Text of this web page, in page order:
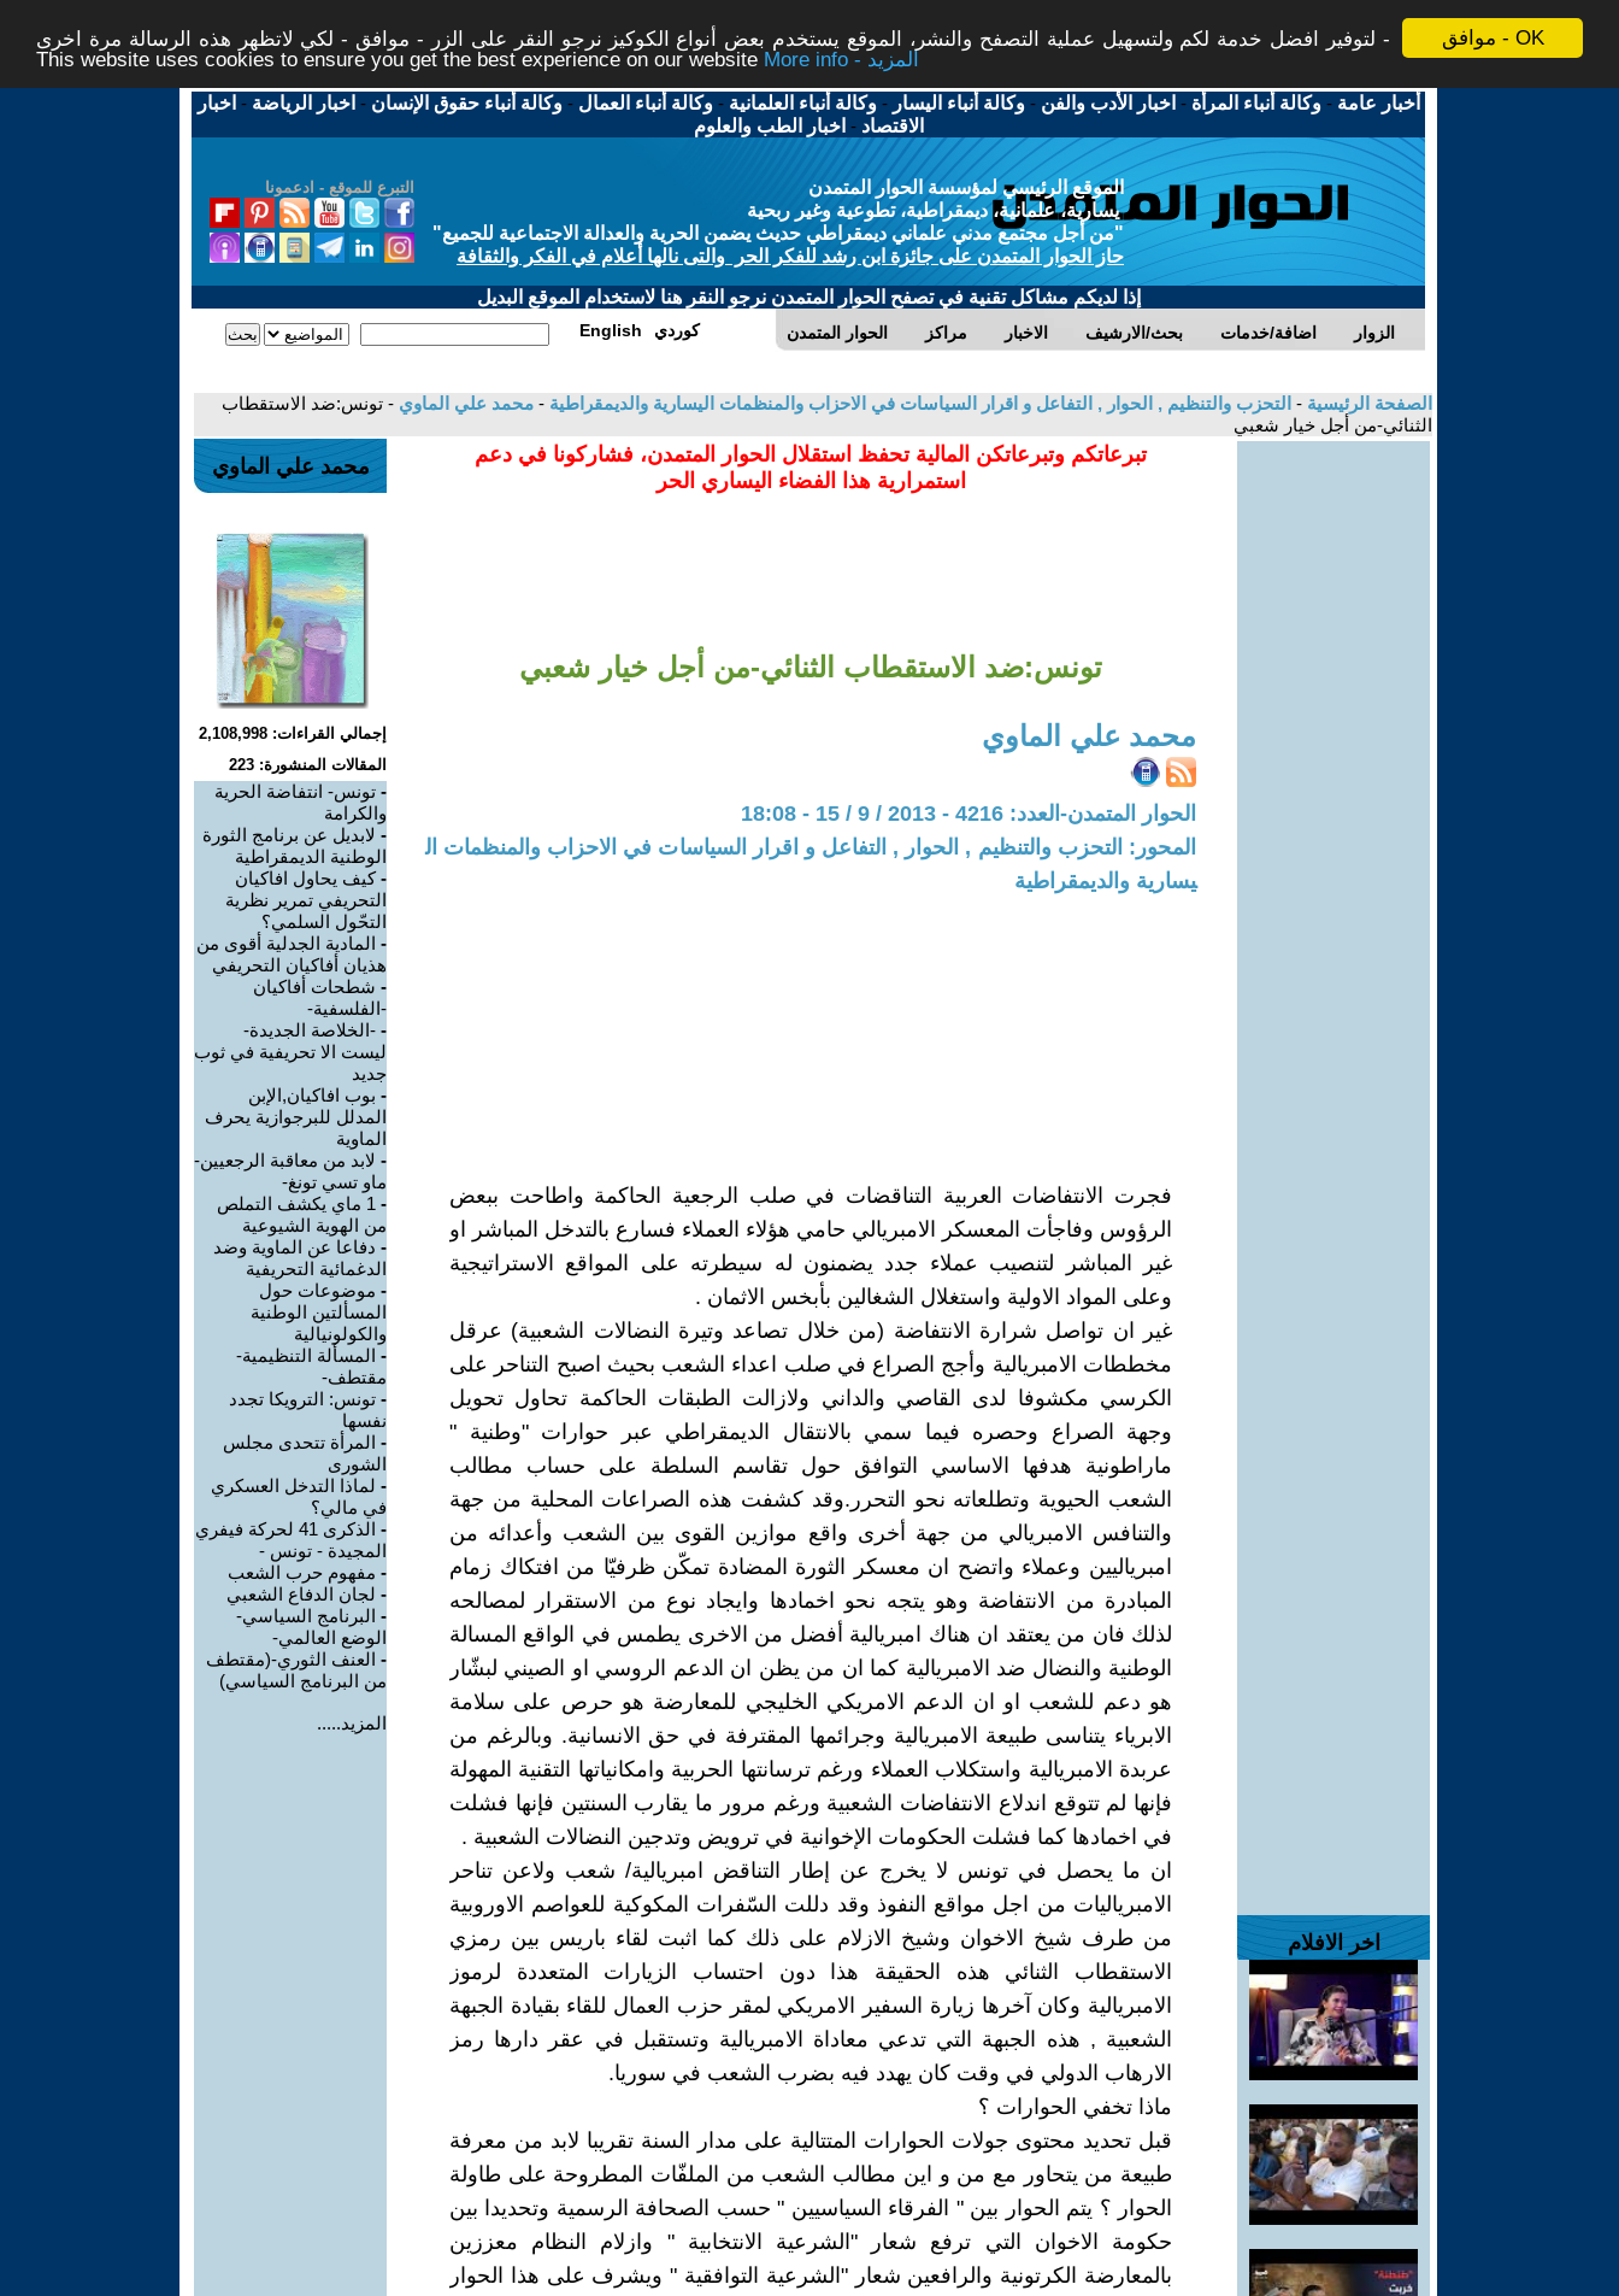
موافق - OK
لتوفير افضل خدمة لكم ولتسهيل عملية التصفح والنشر، الموقع يستخدم بعض أنواع الكوكيز نرجو النقر على الزر - موافق - لكي لاتظهر هذه الرسالة مرة اخرى -
This website uses cookies to ensure you get the best experience on our website
More info - المزيد
أخبار عامة -وكالة أنباء المرأة - اخبار الأدب والفن -وكالة أنباء اليسار -وكالة أنباء العلمانية -وكالة أنباء العمال -وكالة أنباء حقوق الإنسان - اخبار الرياضة - اخبار
الاقتصاد - اخبار الطب والعلوم
التبرع للموقع - ادعمونا
الموقع الرئيسي لمؤسسة الحوار المتمدن
يسارية، علمانية، ديمقراطية، تطوعية وغير ربحية
"من أجل مجتمع مدني علماني ديمقراطي حديث يضمن الحرية والعدالة الاجتماعية للجميع"
حاز الحوار المتمدن على جائزة ابن رشد للفكر الحر والتى نالها أعلام في الفكر والثقافة
إذا لديكم مشاكل تقنية في تصفح الحوار المتمدن نرجو النقر هنا لاستخدام الموقع البديل
الحوار المتمدن مراكز الاخبار بحث/الارشيف اضافة/خدمات الزوار English كوردي
الصفحة الرئيسية - التحزب والتنظيم , الحوار , التفاعل و اقرار السياسات في الاحزاب والمنظمات اليسارية والديمقراطية - محمد علي الماوي - تونس:ضد الاستقطاب
الثنائي-من أجل خيار شعبي
اخر الافلام
تبرعاتكم وتبرعاتكن المالية تحفظ استقلال الحوار المتمدن، فشاركونا في دعم
استمرارية هذا الفضاء اليساري الحر
تونس:ضد الاستقطاب الثنائي-من أجل خيار شعبي
محمد علي الماوي
الحوار المتمدن-العدد: 4216 - 2013 / 9 / 15 - 18:08
المحور: التحزب والتنظيم , الحوار , التفاعل و اقرار السياسات في الاحزاب والمنظمات ال
يسارية والديمقراطية
فجرت الانتفاضات العربية التناقضات في صلب الرجعية الحاكمة واطاحت ببعض
الرؤوس وفاجأت المعسكر الامبريالي حامي هؤلاء العملاء فسارع بالتدخل المباشر او
غير المباشر لتنصيب عملاء جدد يضمنون له سيطرته على المواقع الاستراتيجية
وعلى المواد الاولية واستغلال الشغالين بأبخس الاثمان .
غير ان تواصل شرارة الانتفاضة (من خلال تصاعد وتيرة النضالات الشعبية) عرقل
مخططات الامبريالية وأجج الصراع في صلب اعداء الشعب بحيث اصبح التناحر على
الكرسي مكشوفا لدى القاصي والداني ولازالت الطبقات الحاكمة تحاول تحويل
وجهة الصراع وحصره فيما سمي بالانتقال الديمقراطي عبر حوارات "وطنية "
ماراطونية هدفها الاساسي التوافق حول تقاسم السلطة على حساب مطالب
الشعب الحيوية وتطلعاته نحو التحرر.وقد كشفت هذه الصراعات المحلية من جهة
والتنافس الامبريالي من جهة أخرى واقع موازين القوى بين الشعب وأعدائه من
امبرياليين وعملاء واتضح ان معسكر الثورة المضادة تمكّن ظرفيّا من افتكاك زمام
المبادرة من الانتفاضة وهو يتجه نحو اخمادها وايجاد نوع من الاستقرار لمصالحه
لذلك فان من يعتقد ان هناك امبريالية أفضل من الاخرى يطمس في الواقع المسالة
الوطنية والنضال ضد الامبريالية كما ان من يظن ان الدعم الروسي او الصيني لبشّار
هو دعم للشعب او ان الدعم الامريكي الخليجي للمعارضة هو حرص على سلامة
الابرياء يتناسى طبيعة الامبريالية وجرائمها المقترفة في حق الانسانية. وبالرغم من
عربدة الامبريالية واستكلاب العملاء ورغم ترسانتها الحربية وامكانياتها التقنية المهولة
فإنها لم تتوقع اندلاع الانتفاضات الشعبية ورغم مرور ما يقارب السنتين فإنها فشلت
في اخمادها كما فشلت الحكومات الإخوانية في ترويض وتدجين النضالات الشعبية .
ان ما يحصل في تونس لا يخرج عن إطار التناقض امبريالية/ شعب ولاعن تناحر
الامبرياليات من اجل مواقع النفوذ وقد دللت السّفرات المكوكية للعواصم الاوروبية
من طرف شيخ الاخوان وشيخ الازلام على ذلك كما اثبت لقاء باريس بين رمزي
الاستقطاب الثنائي هذه الحقيقة هذا دون احتساب الزيارات المتعددة لرموز
الامبريالية وكان آخرها زيارة السفير الامريكي لمقر حزب العمال للقاء بقيادة الجبهة
الشعبية , هذه الجبهة التي تدعي معاداة الامبريالية وتستقبل في عقر دارها رمز
الارهاب الدولي في وقت كان يهدد فيه بضرب الشعب في سوريا.
ماذا تخفي الحوارات ؟
قبل تحديد محتوى جولات الحوارات المتتالية على مدار السنة تقريبا لابد من معرفة
طبيعة من يتحاور مع من و اين مطالب الشعب من الملفّات المطروحة على طاولة
الحوار ؟ يتم الحوار بين " الفرقاء السياسيين " حسب الصحافة الرسمية وتحديدا بين
حكومة الاخوان التي ترفع شعار "الشرعية الانتخابية " وازلام النظام معززين
بالمعارضة الكرتونية والرافعين شعار "الشرعية التوافقية " ويشرف على هذا الحوار
محمد علي الماوي
إجمالي القراءات: 2,108,998
المقالات المنشورة: 223
- تونس- انتفاضة الحرية
والكرامة
- لابديل عن برنامج الثورة
الوطنية الديمقراطية
-كيف يحاول افاكيان
التحريفي تمرير نظرية
التحّول السلمي؟
- المادية الجدلية أقوى من
هذيان أفاكيان التحريفي
- شطحات أفاكيان
-الفلسفية-
- -الخلاصة الجديدة-
ليست الا تحريفية في ثوب
جديد
- بوب افاكيان,الإبن
المدلل للبرجوازية يحرف
الماوية
- لابد من معاقبة الرجعيين-
ماو تسي تونغ-
-
1 ماي يكشف التملص
من الهوية الشيوعية
- دفاعا عن الماوية وضد
الدغمائية التحريفية
- موضوعات حول
المسألتين الوطنية
والكولونيالية
- المسألة التنظيمية-
مقتطف-
- تونس: الترويكا تجدد
نفسها
- المرأة تتحدى مجلس
الشورى
- لماذا التدخل العسكري
في مالي؟
-
الذكرى 41 لحركة فيفري
المجيدة - تونس -
- مفهوم حرب الشعب
- لجان الدفاع الشعبي
- البرنامج السياسي-
الوضع العالمي-
- العنف الثوري-(مقتطف
من البرنامج السياسي)
المزيد.....